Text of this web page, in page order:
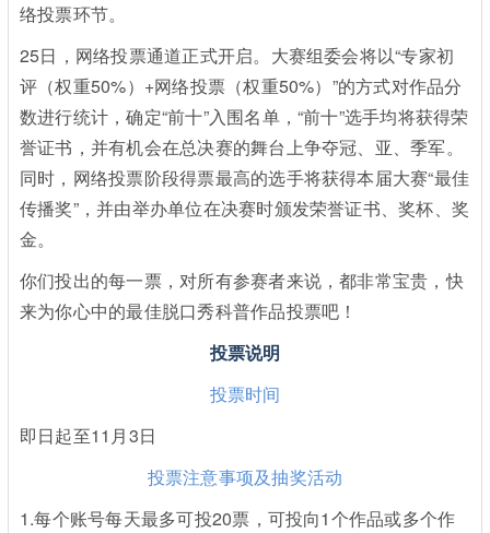
络投票环节。
25日，网络投票通道正式开启。大赛组委会将以“专家初
评（权重50%）+网络投票（权重50%）”的方式对作品分
数进行统计，确定“前十”入围名单，“前十”选手均将获得荣
誉证书，并有机会在总决赛的舞台上争夺冠、亚、季军。
同时，网络投票阶段得票最高的选手将获得本届大赛“最佳
传播奖”，并由举办单位在决赛时颁发荣誉证书、奖杯、奖
金。
你们投出的每一票，对所有参赛者来说，都非常宝贵，快
来为你心中的最佳脱口秀科普作品投票吧！
投票说明
投票时间
即日起至11月3日
投票注意事项及抽奖活动
1.每个账号每天最多可投20票，可投向1个作品或多个作